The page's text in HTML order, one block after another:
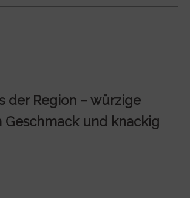
der Region – würzige
und knackig